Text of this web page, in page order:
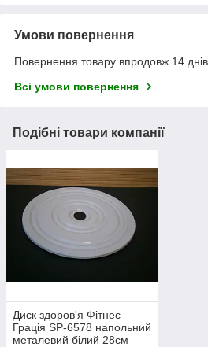
Умови повернення
Повернення товару впродовж 14
Всі умови повернення
Подібні товари компанії
Диск здоров'я Фітнес
Грація SP-6578 напольний
металевий білий 28см